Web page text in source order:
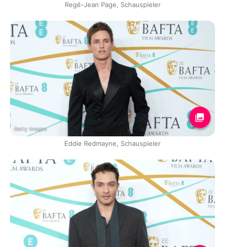
Regé-Jean Page, Schauspieler
Getty Images
Eddie Redmayne, Schauspieler